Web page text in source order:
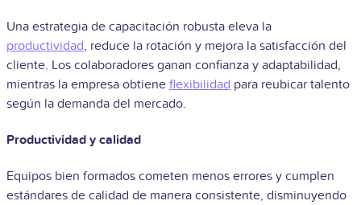
Una estrategia de capacitación robusta eleva la
productividad, reduce la rotación y mejora la satisfacción del
cliente. Los colaboradores ganan confianza y adaptabilidad,
mientras la empresa obtiene flexibilidad para reubicar talento
según la demanda del mercado.
Productividad y calidad
Equipos bien formados cometen menos errores y cumplen
estándares de calidad de manera consistente, disminuyendo